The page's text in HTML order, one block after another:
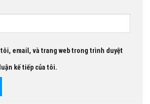
tôi, email, và trang web trong trình duyệt
kế tiếp của tôi.